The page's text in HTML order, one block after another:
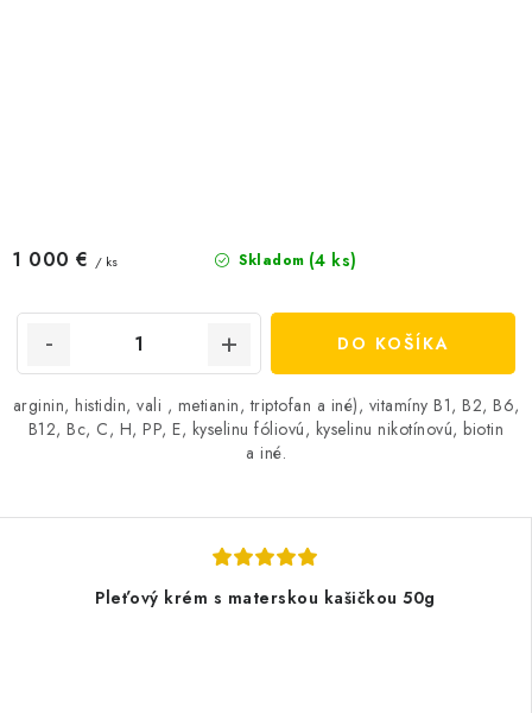
Skladom (4 ks)
1 000 € / ks
DO KOŠÍKA
arginin, histidin, vali , metianin, triptofan a iné), vitamíny B1, B2, B6,
B12, Bc, C, H, PP, E, kyselinu fóliovú, kyselinu nikotínovú, biotin
a iné.
Pleťový krém s materskou kašičkou 50g